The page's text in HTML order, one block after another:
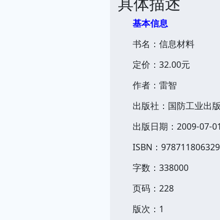
基本信息
书名：信息材料
定价：32.00元
作者：雷智
出版社：国防工业出
出版日期：2009-07-01
ISBN：
字数：338000
页码：228
版次：1